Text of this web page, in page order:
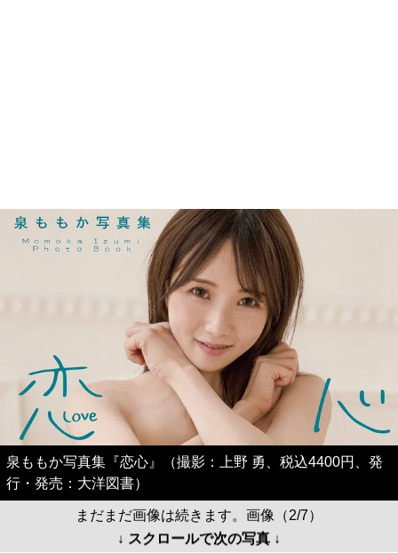
泉ももか写真集『恋心』（撮影：上野 勇、税込4400円、発
行・発売：大洋図書）
まだまだ画像は続きます。画像（2/7）
↓ スクロールで次の写真 ↓